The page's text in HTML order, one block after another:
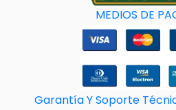
MEDIOS DE
Garantía Y Soporte